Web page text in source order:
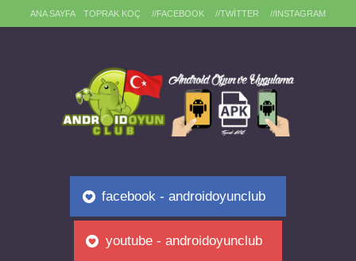
ANA SAYFA TOPRAK KOÇ //FACEBOOK //TWITTER //INSTAGRAM
facebook - androidoyunclub
youtube - androidoyunclub